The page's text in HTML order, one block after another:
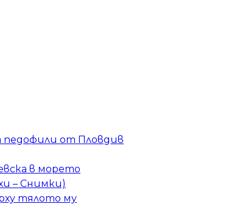
педофили от Пловдив
в морето
– Снимки)
тялото му